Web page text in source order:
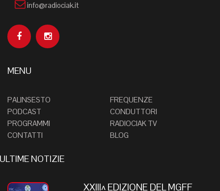
info@radiociak.it
MENU
PALINSESTO
FREQUENZE
PODCAST
CONDUTTORI
PROGRAMMI
RADIOCIAK TV
CONTATTI
BLOG
ULTIME NOTIZIE
XXIII^ EDIZIONE DEL MGFF